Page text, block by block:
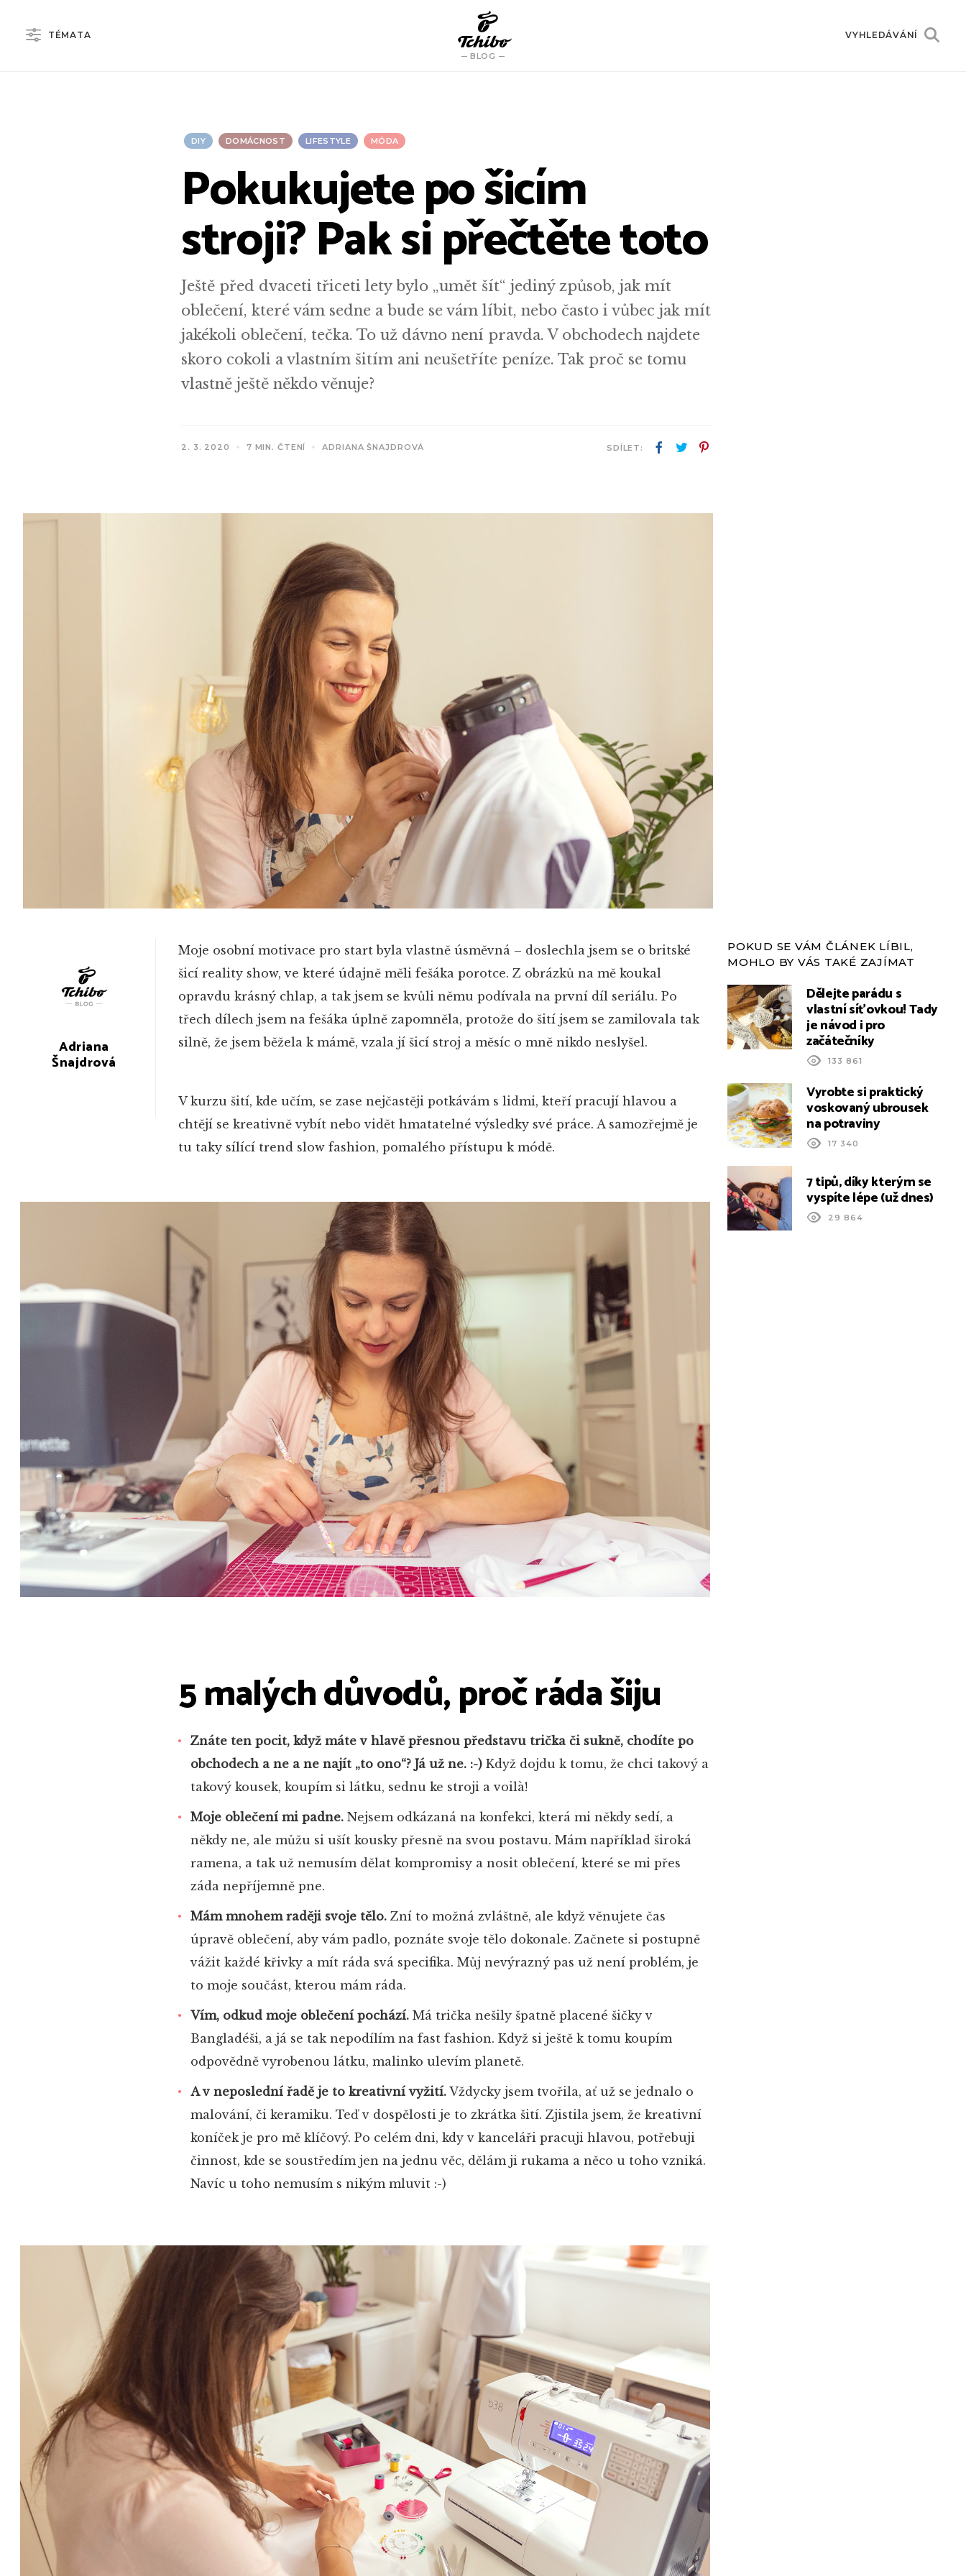
TÉMATA
BLOG
VYHLEDÁVÁNÍ
DIY DOMÁCNOST LIFESTYLE MÓDA
Pokukujete po šicím
stroji? Pak si přečtěte toto
Ještě před dvaceti třiceti lety bylo „umět šít“ jediný způsob, jak mít
oblečení, které vám sedne a bude se vám líbit, nebo často i vůbec jak mít
jakékoli oblečení, tečka. To už dávno není pravda. V obchodech najdete
skoro cokoli a vlastním šitím ani neušetříte peníze. Tak proč se tomu
vlastně ještě někdo věnuje?
2. 3. 2020 7 MIN. ČTENÍ ADRIANA ŠNAJDROVÁ SDÍLET:
Adriana
Šnajdrová
Moje osobní motivace pro start byla vlastně úsměvná – doslechla jsem se o britské
šicí reality show, ve které údajně měli fešáka porotce. Z obrázků na mě koukal
opravdu krásný chlap, a tak jsem se kvůli němu podívala na první díl seriálu. Po
třech dílech jsem na fešáka úplně zapomněla, protože do šití jsem se zamilovala tak
silně, že jsem běžela k mámě, vzala jí šicí stroj a měsíc o mně nikdo neslyšel.
V kurzu šití, kde učím, se zase nejčastěji potkávám s lidmi, kteří pracují hlavou a
chtějí se kreativně vybít nebo vidět hmatatelné výsledky své práce. A samozřejmě je
tu taky sílící trend slow fashion, pomalého přístupu k módě.
5 malých důvodů, proč ráda šiju
Znáte ten pocit, když máte v hlavě přesnou představu trička či sukně, chodíte po
obchodech a ne a ne najít „to ono“? Já už ne. :-) Když dojdu k tomu, že chci takový a
takový kousek, koupím si látku, sednu ke stroji a voilà!
Moje oblečení mi padne. Nejsem odkázaná na konfekci, která mi někdy sedí, a
někdy ne, ale můžu si ušít kousky přesně na svou postavu. Mám například široká
ramena, a tak už nemusím dělat kompromisy a nosit oblečení, které se mi přes
záda nepříjemně pne.
Mám mnohem raději svoje tělo. Zní to možná zvláštně, ale když věnujete čas
úpravě oblečení, aby vám padlo, poznáte svoje tělo dokonale. Začnete si postupně
vážit každé křivky a mít ráda svá specifika. Můj nevýrazný pas už není problém, je
to moje součást, kterou mám ráda.
Vím, odkud moje oblečení pochází. Má trička nešily špatně placené šičky v
Bangladéši, a já se tak nepodílím na fast fashion. Když si ještě k tomu koupím
odpovědně vyrobenou látku, malinko ulevím planetě.
A v neposlední řadě je to kreativní vyžití. Vždycky jsem tvořila, ať už se jednalo o
malování, či keramiku. Teď v dospělosti je to zkrátka šití. Zjistila jsem, že kreativní
koníček je pro mě klíčový. Po celém dni, kdy v kanceláři pracuji hlavou, potřebuji
činnost, kde se soustředím jen na jednu věc, dělám ji rukama a něco u toho vzniká.
Navíc u toho nemusím s nikým mluvit :-)
POKUD SE VÁM ČLÁNEK LÍBIL,
MOHLO BY VÁS TAKÉ ZAJÍMAT
Dělejte parádu s
vlastní síťovkou! Tady
je návod i pro
začátečníky
133 861
Vyrobte si praktický
voskovaný ubrousek
na potraviny
17 340
7 tipů, díky kterým se
vyspíte lépe (už dnes)
29 864